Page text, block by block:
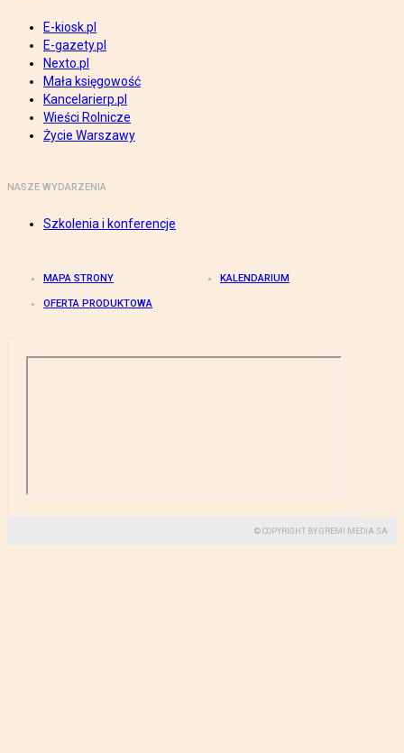
E-kiosk.pl
E-gazety.pl
Nexto.pl
Mała księgowość
Kancelarierp.pl
Wieści Rolnicze
Życie Warszawy
NASZE WYDARZENIA
Szkolenia i konferencje
MAPA STRONY KALENDARIUM
OFERTA PRODUKTOWA
© COPYRIGHT BY GREMI MEDIA SA